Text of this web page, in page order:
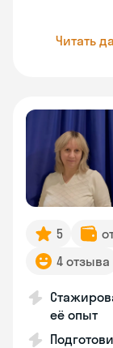
Читать
5
4 отзыва
её опыт